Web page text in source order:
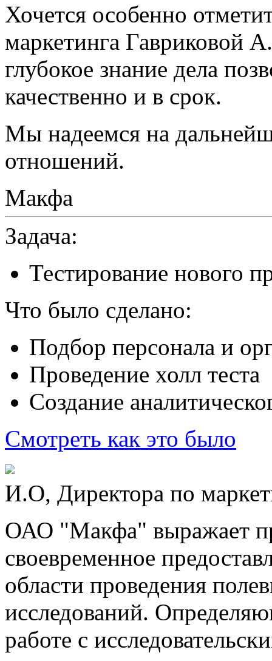
Хочется особенно
маркетинга Гавриковой
глубокое знание дела
качественно и в срок.
Мы надеемся на
отношений.
Макфа
Задача:
Тестирование нового
Что было сделано:
Подбор персонала и
Проведение холл теста
Создание
Смотреть как это было
И.О, Директора по
ОАО "Макфа" выражает
своевременное
области проведения
исследований.
работе с